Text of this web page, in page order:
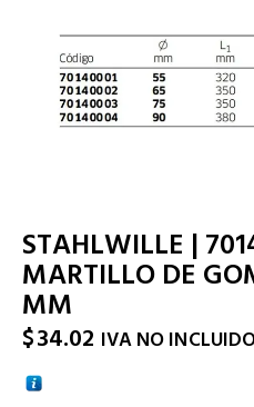
STAHLWILLE |
MARTILLO DE
MM
$34.02 IVA NO